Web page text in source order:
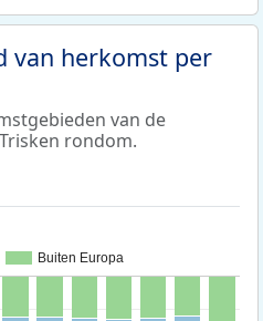
van herkomst per
van de
rondom.
Buiten Europa